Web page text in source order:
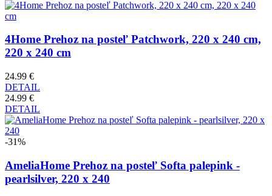
4Home Prehoz na posteľ Patchwork, 220 x 240 cm,
220 x 240 cm
24.99 €
DETAIL
24.99 €
DETAIL
-31%
AmeliaHome Prehoz na posteľ Softa palepink -
pearlsilver, 220 x 240